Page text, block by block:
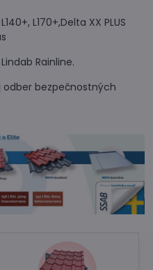
L170+,Delta XX PLUS
Rainline.
bezpečnostných